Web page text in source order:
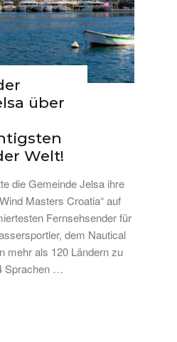
über
Welt!
die Gemeinde Jelsa ihre
Masters Croatia“ auf
Fernsehsender für
dem Nautical
mehr als 120 Ländern zu
Sprachen …